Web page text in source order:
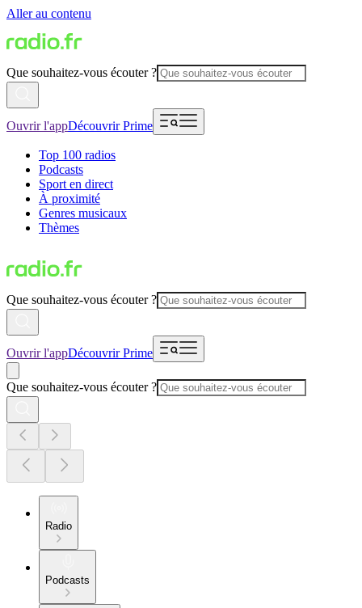
Aller au contenu
Que souhaitez-vous écouter ?
Ouvrir l'appDécouvrir Prime
Top 100 radios
Podcasts
Sport en direct
À proximité
Genres musicaux
Thèmes
Que souhaitez-vous écouter ?
Ouvrir l'appDécouvrir Prime
Que souhaitez-vous écouter ?
Radio
Podcasts